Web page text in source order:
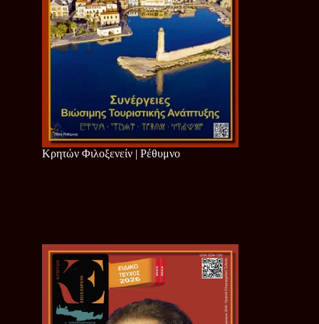
Κρητών Φιλοξενείν | Ρέθυμνο